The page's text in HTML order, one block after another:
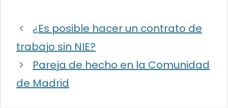
¿Es posible hacer un contrato de
trabajo sin NIE?
Pareja de hecho en la Comunidad
de Madrid